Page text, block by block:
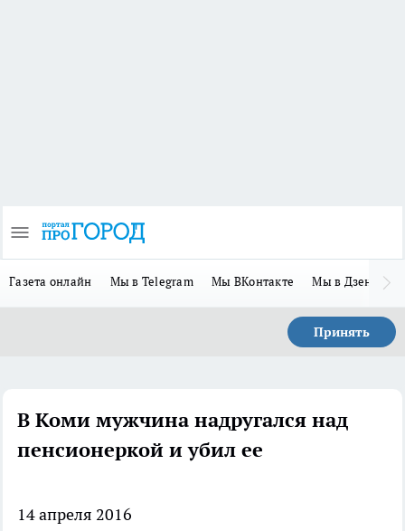
Газета онлайн Мы в Telegram Мы ВКонтакте Мы в Дзене
Принять
В Коми мужчина надругался над
пенсионеркой и убил ее
14 апреля 2016